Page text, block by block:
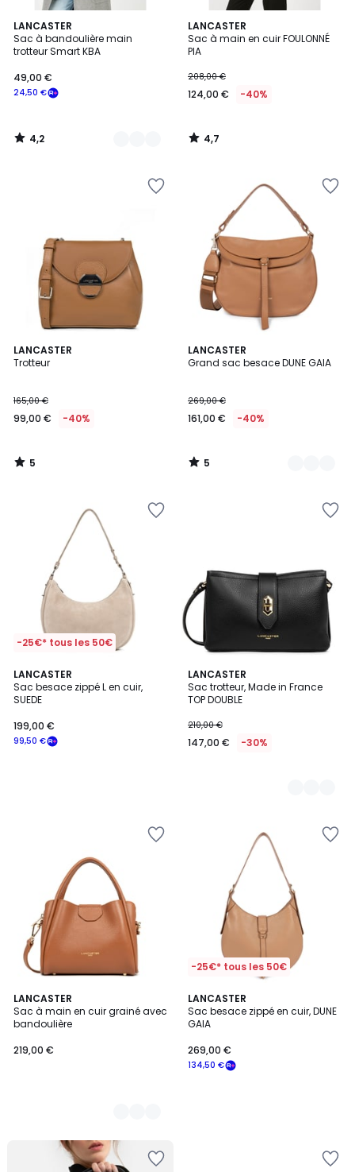
LANCASTER
Sac à bandoulière main
trotteur Smart KBA
24,50 €
49,00 €
4,2
/ 5
12
Couleurs
4,2
/
LANCASTER
Sac à main en cuir FOULONNÉ
PIA
208,00 €
124,00 € -40%
4,7
/ 5
4,7
/
LANCASTER
Trotteur
165,00 €
99,00 € -40%
5
/
5
/
LANCASTER
Grand sac besace DUNE GAIA
269,00 €
161,00 € -40%
5
/
2
Couleurs
5
/
-25€* tous les 50€
LANCASTER
Sac besace zippé L en cuir,
SUEDE
99,50 €
199,00 €
LANCASTER
Sac trotteur, Made in France
TOP DOUBLE
210,00 €
147,00 € -30%
2
Couleurs
LANCASTER
Sac à main en cuir grainé avec
bandoulière
219,00 €
9
Couleurs
-25€* tous les 50€
LANCASTER
Sac besace zippé en cuir, DUNE
GAIA
134,50 €
269,00 €